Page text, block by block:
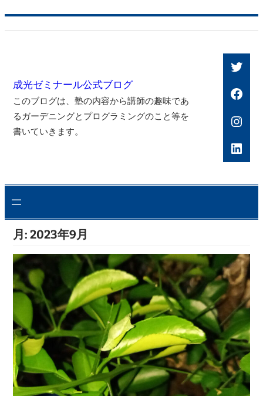
キ成光ゼミナール公式ブログ
このブログは、塾の内容から講師の趣味であ
るガーデニングとプログラミングのこと等を
書いていきます。
月: 2023年9月